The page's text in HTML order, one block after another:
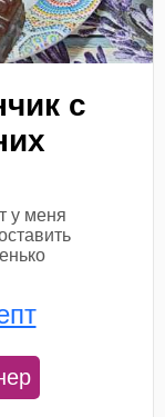
с
у меня